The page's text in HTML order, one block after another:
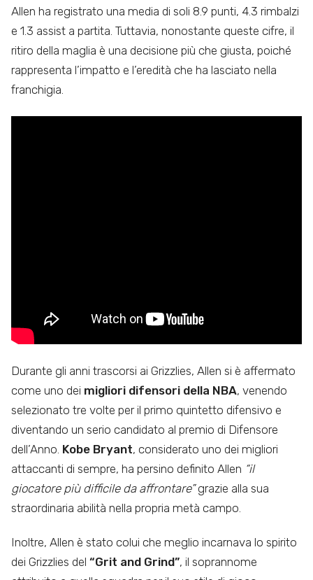
Allen ha registrato una media di soli 8.9 punti, 4.3 rimbalzi
e 1.3 assist a partita. Tuttavia, nonostante queste cifre, il
ritiro della maglia è una decisione più che giusta, poiché
rappresenta l’impatto e l’eredità che ha lasciato nella
franchigia.
Durante gli anni trascorsi ai Grizzlies, Allen si è affermato
come uno dei migliori difensori della NBA, venendo
selezionato tre volte per il primo quintetto difensivo e
diventando un serio candidato al premio di Difensore
dell’Anno. Kobe Bryant, considerato uno dei migliori
attaccanti di sempre, ha persino definito Allen “il
giocatore più difficile da affrontare”grazie alla sua
straordinaria abilità nella propria metà campo.
Inoltre, Allen è stato colui che meglio incarnava lo spirito
dei Grizzlies del “Grit and Grind”, il soprannome